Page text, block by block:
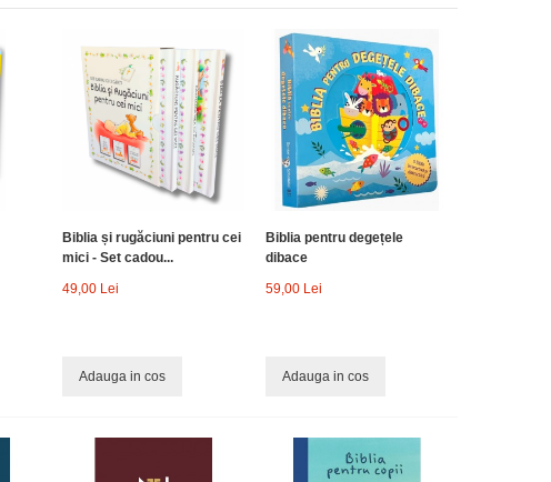
Biblia și rugăciuni pentru cei
mici - Set cadou...
49,00 Lei
Adauga in cos
Biblia pentru degețele
dibace
59,00 Lei
Adauga in cos